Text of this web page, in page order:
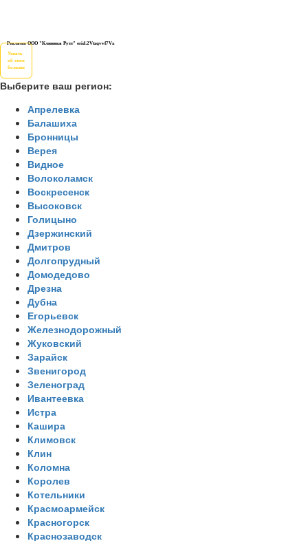
Реклама ООО "Клиника Рутт" erid:2Vtzqvvf7Vx
Узнать
об этом
больше
Выберите ваш регион:
Апрелевка
Балашиха
Бронницы
Верея
Видное
Волоколамск
Воскресенск
Высоковск
Голицыно
Дзержинский
Дмитров
Долгопрудный
Домодедово
Дрезна
Дубна
Егорьевск
Железнодорожный
Жуковский
Зарайск
Звенигород
Зеленоград
Ивантеевка
Истра
Кашира
Климовск
Клин
Коломна
Королев
Котельники
Красмоармейск
Красногорск
Краснозаводск